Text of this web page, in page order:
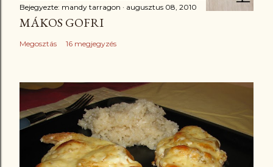
Bejegyezte: mandy tarragon augusztus 08, 2010
MÁKOS GOFRI
Megosztás 16 megjegyzés